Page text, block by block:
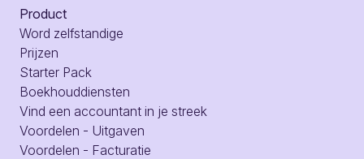
Product
Word zelfstandige
Prijzen
Starter Pack
Boekhouddiensten
Vind een accountant in je streek
Voordelen - Uitgaven
Voordelen - Facturatie